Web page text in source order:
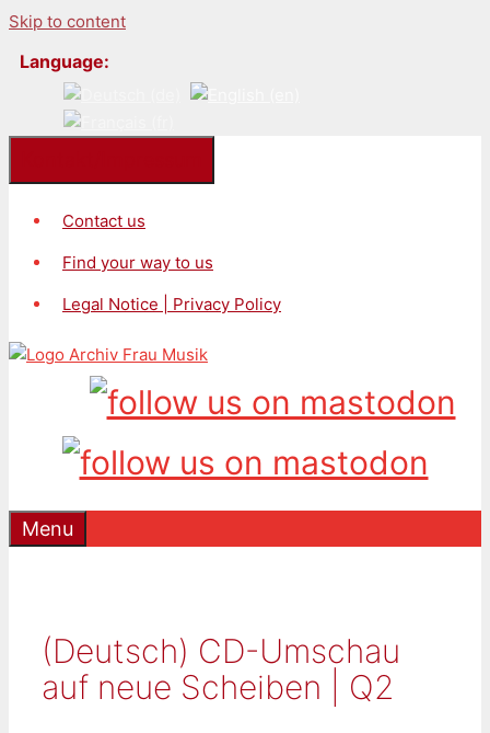
Skip to content
Language:
Contact us
Find your way to us
Legal Notice | Privacy Policy
Menu
(Deutsch) CD-Umschau
auf neue Scheiben | Q2